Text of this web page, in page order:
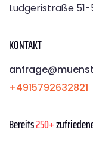
Ludgeristraße
KONTAKT
+4915792632821
Bereits250+